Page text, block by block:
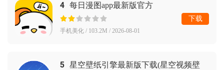
4 每日漫图app最新版官方
手机美化 / 103.2M / 2026-08-01
下载
5 星空壁纸引擎最新版下载(星空视频壁